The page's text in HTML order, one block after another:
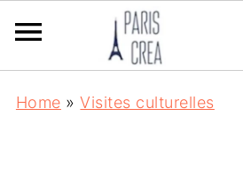
Home »Visites culturelles